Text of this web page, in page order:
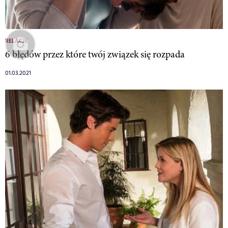
RELACJE
6 błędów przez które twój związek się rozpada
01.03.2021